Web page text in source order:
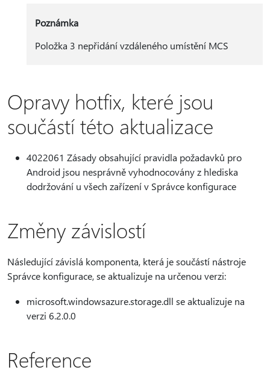
Poznámka
Položka 3 nepřidání vzdáleného umístění MCS
Opravy hotfix, které jsou
součástí této aktualizace
4022061 Zásady obsahující pravidla požadavků pro
Android jsou nesprávně vyhodnocovány z hlediska
dodržování u všech zařízení v Správce konfigurace
Změny závislostí
Následující závislá komponenta, která je součástí nástroje
Správce konfigurace, se aktualizuje na určenou verzi:
microsoft.windowsazure.storage.dll se aktualizuje na
verzi 6.2.0.0
Reference